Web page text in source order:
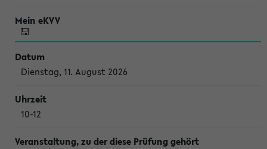
Dienstag, 11. August 2026
10-12